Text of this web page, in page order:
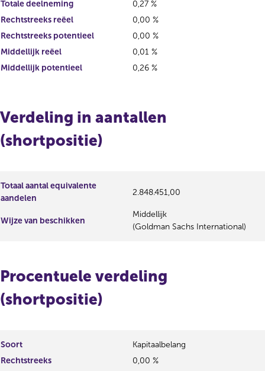
Totale deelneming
0,27 %
Rechtstreeks reëel
0,00 %
Rechtstreeks potentieel
0,00 %
Middellijk reëel
0,01 %
Middellijk potentieel
0,26 %
Verdeling in aantallen
(shortpositie)
Totaal aantal equivalente
aandelen
2.848.451,00
Wijze van beschikken
Middellijk
(Goldman Sachs International)
Procentuele verdeling
(shortpositie)
Soort
Kapitaalbelang
Rechtstreeks
0,00 %